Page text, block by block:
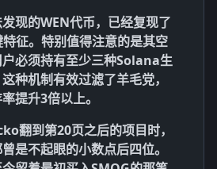
现的WEN代币，已经复现了
征。特别值得注意的是其空
必须持有至少三种Solana生
种机制有效过滤了羊毛党，
提升3倍以上。
翻到第20页之后的项目时，
是不起眼的小数点后四位。